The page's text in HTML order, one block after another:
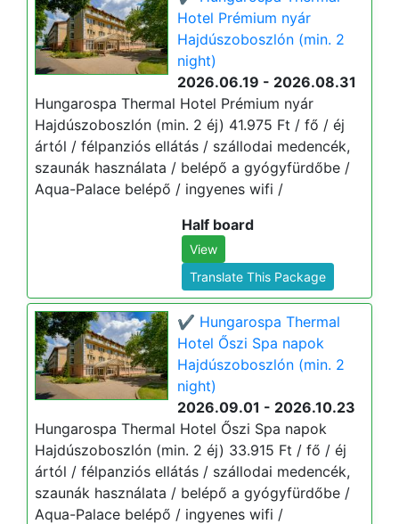
Hotel Prémium nyár
Hajdúszoboszlón (min. 2
night)
2026.06.19 - 2026.08.31
Hungarospa Thermal Hotel Prémium nyár
Hajdúszoboszlón (min. 2 éj) 41.975 Ft / fő / éj
ártól / félpanziós ellátás / szállodai medencék,
szaunák használata / belépő a gyógyfürdőbe /
Aqua-Palace belépő / ingyenes wifi /
Half board
View
Translate This Package
✔️ Hungarospa Thermal
Hotel Őszi Spa napok
Hajdúszoboszlón (min. 2
night)
2026.09.01 - 2026.10.23
Hungarospa Thermal Hotel Őszi Spa napok
Hajdúszoboszlón (min. 2 éj) 33.915 Ft / fő / éj
ártól / félpanziós ellátás / szállodai medencék,
szaunák használata / belépő a gyógyfürdőbe /
Aqua-Palace belépő / ingyenes wifi /